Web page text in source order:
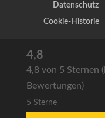
Datenschutz
Cookie-Historie
4,8
4,8 von 5 Sternen
Bewertungen)
5 Sterne